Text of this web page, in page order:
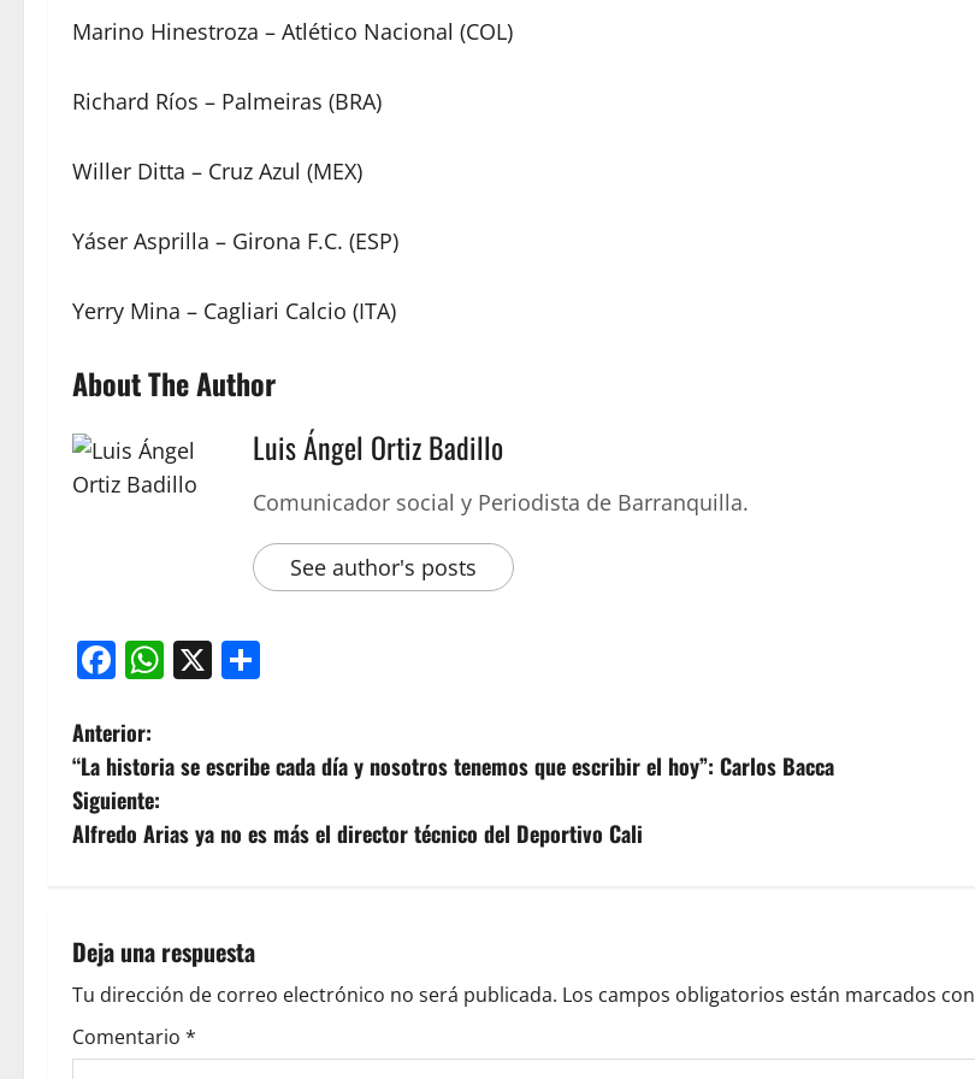
Marino Hinestroza – Atlético Nacional (COL)
Richard Ríos – Palmeiras (BRA)
Willer Ditta – Cruz Azul (MEX)
Yáser Asprilla – Girona F.C. (ESP)
Yerry Mina – Cagliari Calcio (ITA)
About The Author
Luis Ángel Ortiz Badillo
Comunicador social y Periodista de Barranquilla.
See author's posts
Facebook
WhatsApp
X
N
a
v
g
a
c
Anterior:
“La historia se escribe cada día y nosotros tenemos que escribir el hoy”: Carlos Bacca
Siguiente:
Alfredo Arias ya no es más el director técnico del Deportivo Cali
Deja una respuesta
Tu dirección de correo electrónico no será publicada. Los campos obligatorios están marcados con
Comentario *